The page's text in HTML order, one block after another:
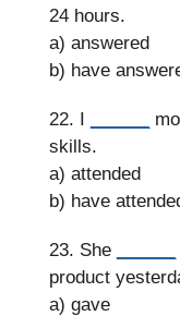
24 hours.
a) answered
b) have
22. I
skills.
a) attended
b) have
23. She
product
a) gave